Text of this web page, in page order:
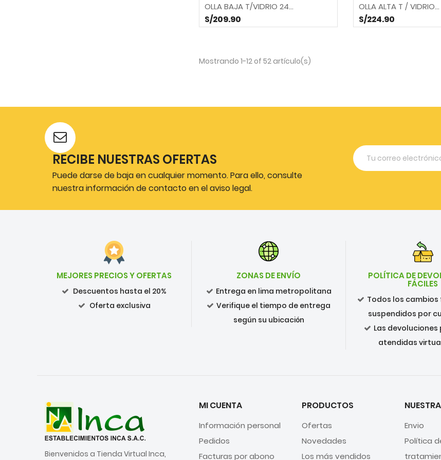
OLLA BAJA T/VIDRIO 24...
S/209.90
OLLA ALTA T / VIDRIO...
S/224.90
Mostrando 1-12 of 52 artículo(s)
RECIBE NUESTRAS OFERTAS
Puede darse de baja en cualquier momento. Para ello, consulte
nuestra información de contacto en el aviso legal.
MEJORES PRECIOS Y OFERTAS
Descuentos hasta el 20%
Oferta exclusiva
ZONAS DE ENVÍO
Entrega en lima metropolitana
Verifique el tiempo de entrega
según su ubicación
POLÍTICA DE
FÁCILES
Todos los
suspendidos por
Las devoluciones
atendidas
Bienvenidos a Tienda Virtual Inca,
MI CUENTA
Información personal
Pedidos
Facturas por abono
PRODUCTOS
Ofertas
Novedades
Los más vendidos
Envio
Política